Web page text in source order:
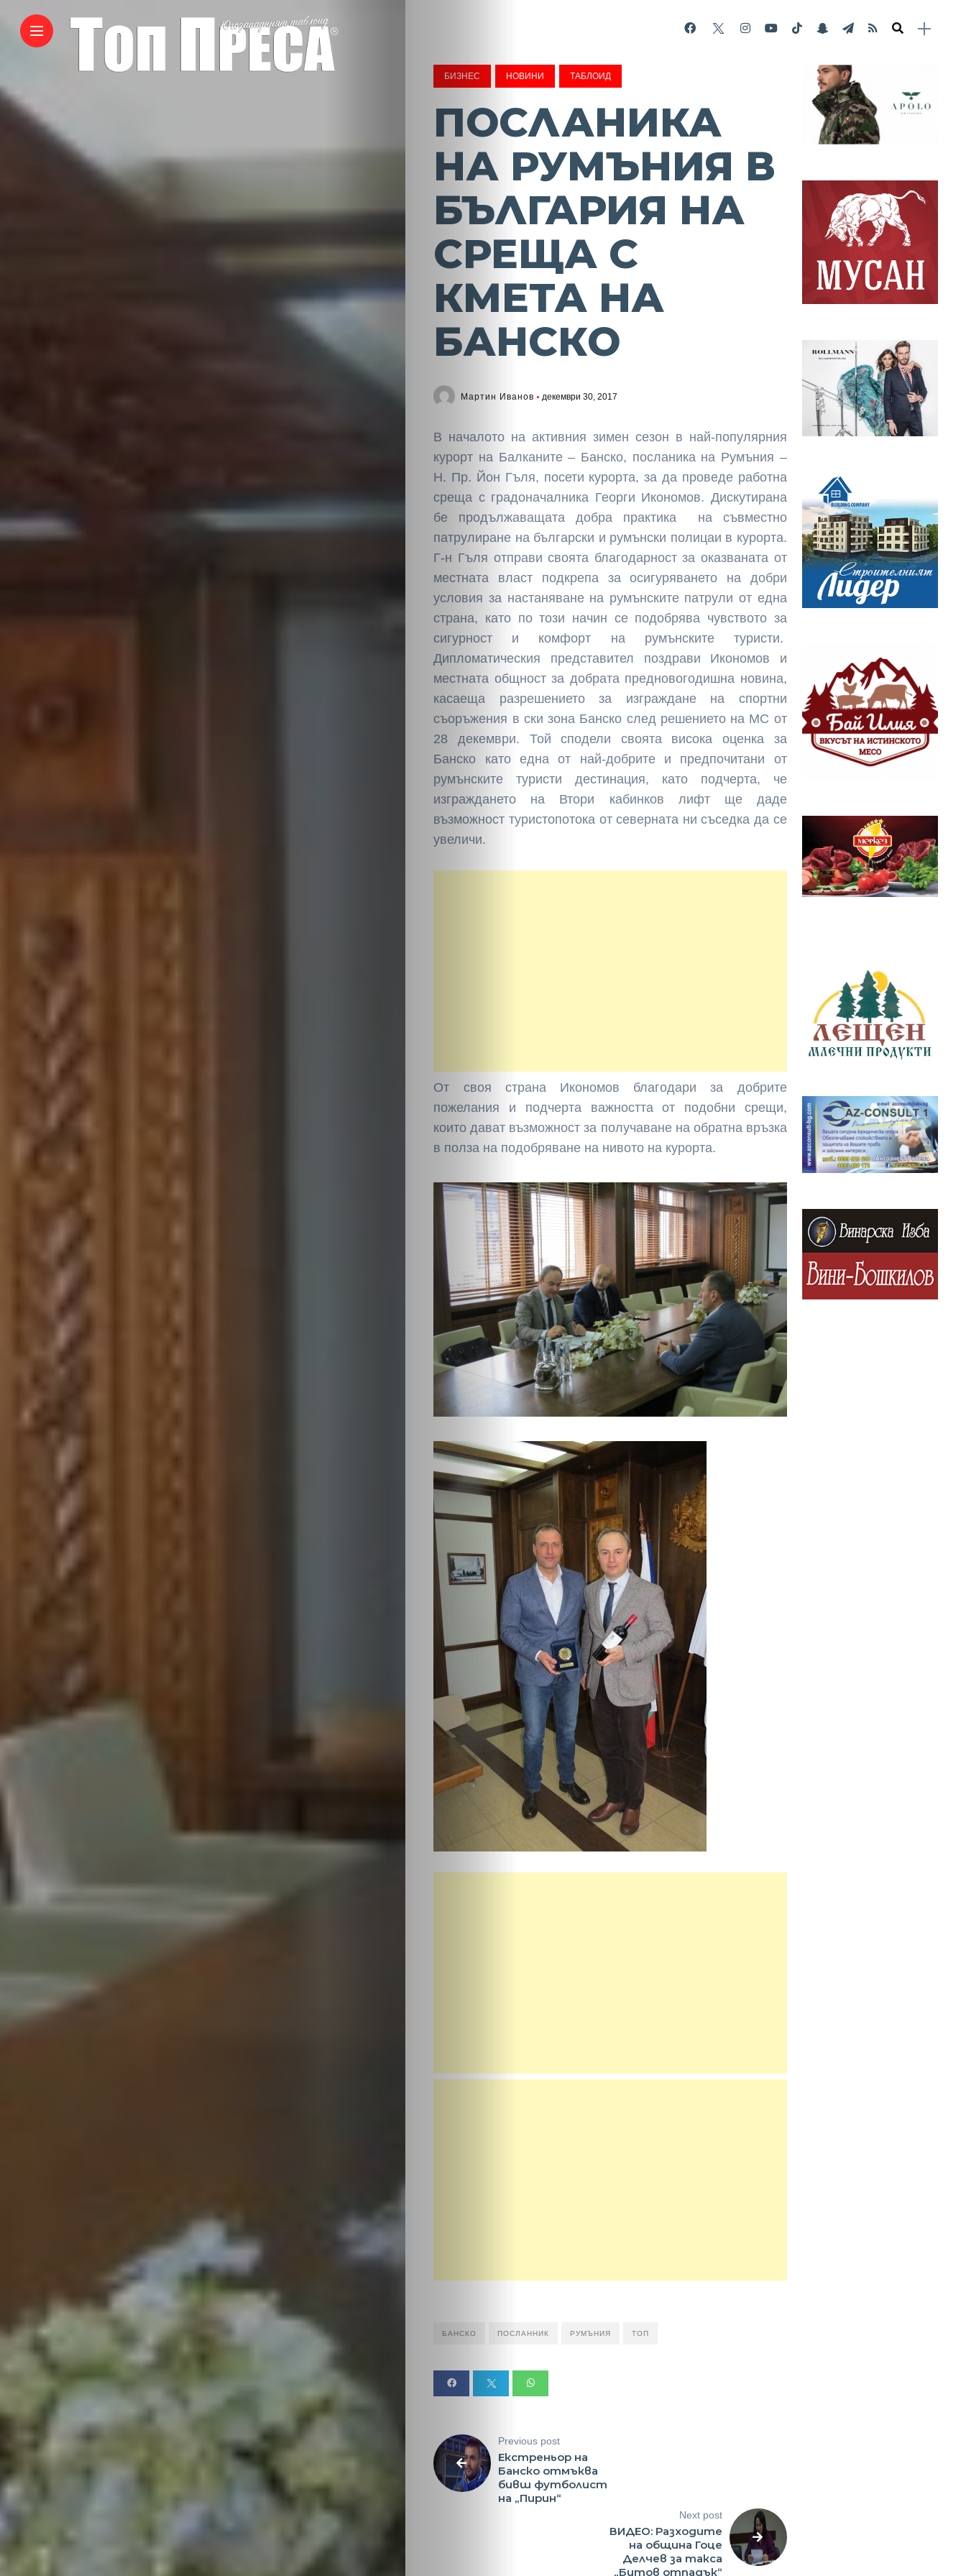
НАЧАЛО
Политика
Разследване
Спорт
Скандали
Култура
Светско
Крими
Малки
обяви
Таблоид
Новини
Search
БИЗНЕС НОВИНИ ТАБЛОИД
ПОСЛАНИКА
НА РУМЪНИЯ В
БЪЛГАРИЯ НА
СРЕЩА С
КМЕТА НА
БАНСКО
Мартин Иванов декември 30, 2017
В началото на активния зимен сезон в най-популярния
курорт на Балканите – Банско, посланика на Румъния –
Н. Пр. Йон Гъля, посети курорта, за да проведе работна
среща с градоначалника Георги Икономов. Дискутирана
бе продължаващата добра практика на съвместно
патрулиране на български и румънски полицаи в курорта.
Г-н Гъля отправи своята благодарност за оказваната от
местната власт подкрепа за осигуряването на добри
условия за настаняване на румънските патрули от една
страна, като по този начин се подобрява чувството за
сигурност и комфорт на румънските туристи.
Дипломатическия представител поздрави Икономов и
местната общност за добрата предновогодишна новина,
касаеща разрешението за изграждане на спортни
съоръжения в ски зона Банско след решението на МС от
28 декември. Той сподели своята висока оценка за
Банско като една от най-добрите и предпочитани от
румънските туристи дестинация, като подчерта, че
изграждането на Втори кабинков лифт ще даде
възможност туристопотока от северната ни съседка да се
увеличи.
От своя страна Икономов благодари за добрите
пожелания и подчерта важността от подобни срещи,
които дават възможност за получаване на обратна връзка
в полза на подобряване на нивото на курорта.
БАНСКО ПОСЛАННИК РУМЪНИЯ ТОП
Previous post
Екстреньор на
Банско отмъква
бивш футболист
на „Пирин“
Next post
ВИДЕО: Разходите
на община Гоце
Делчев за такса
„Битов отпадък“